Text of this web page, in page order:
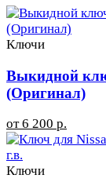
Ключи
Выкидной
(Оригинал)
от 6 200 р.
Ключи